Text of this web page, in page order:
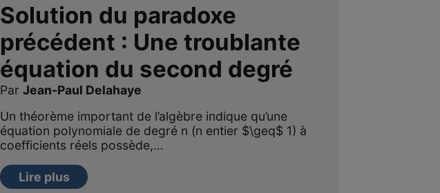
Solution du paradoxe
précédent : Une troublante
équation du second degré
ParJean-Paul Delahaye
Un théorème important de l’algèbre indique qu’une
équation polynomiale de degré n (n entier $\geq$ 1) à
coefficients réels possède,…
Lire plus